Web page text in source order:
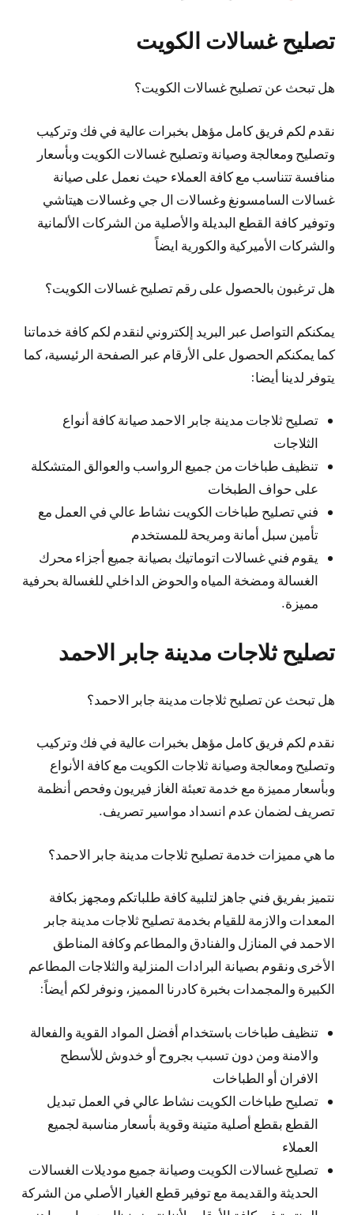
تصليح غسالات الكويت
هل تبحث عن تصليح غسالات الكويت؟
نقدم لكم فريق كامل مؤهل بخبرات عالية في فك وتركيب
وتصليح ومعالجة وصيانة وتصليح غسالات الكويت وبأسعار
منافسة تتناسب مع كافة العملاء حيث نعمل على صيانة
غسالات السامسونغ وغسالات ال جي وغسالات هيتاشي
وتوفير كافة القطع البديلة والأصلية من الشركات الألمانية
والشركات الأميركية والكورية ايضاً
هل ترغبون بالحصول على رقم تصليح غسالات الكويت؟
يمكنكم التواصل عبر البريد إلكتروني لنقدم لكم كافة خدماتنا
كما يمكنكم الحصول على الأرقام عبر الصفحة الرئيسية، كما
يتوفر لدينا أيضا:
تصليح ثلاجات مدينة جابر الاحمد صيانة كافة أنواع
الثلاجات
تنظيف طباخات من جميع الرواسب والعوالق المتشكلة
على حواف الطبخات
فني تصليح طباخات الكويت نشاط عالي في العمل مع
تأمين سبل أمانة ومريحة للمستخدم
يقوم فني غسالات اتوماتيك بصيانة جميع أجزاء محرك
الغسالة ومضخة المياه والحوض الداخلي للغسالة بحرفية
مميزة.
تصليح ثلاجات مدينة جابر الاحمد
هل تبحث عن تصليح ثلاجات مدينة جابر الاحمد؟
نقدم لكم فريق كامل مؤهل بخبرات عالية في فك وتركيب
وتصليح ومعالجة وصيانة ثلاجات الكويت مع كافة الأنواع
وبأسعار مميزة مع خدمة تعبئة الغاز فيريون وفحص أنظمة
تصريف لضمان عدم انسداد مواسير تصريف.
ما هي مميزات خدمة تصليح ثلاجات مدينة جابر الاحمد؟
نتميز بفريق فني جاهز لتلبية كافة طلباتكم ومجهز بكافة
المعدات والازمة للقيام بخدمة تصليح ثلاجات مدينة جابر
الاحمد في المنازل والفنادق والمطاعم وكافة المناطق
الأخرى ونقوم بصيانة البرادات المنزلية والثلاجات المطاعم
الكبيرة والمجمدات بخبرة كادرنا المميز، ونوفر لكم أيضاً:
تنظيف طباخات باستخدام أفضل المواد القوية والفعالة
والامنة ومن دون تسبب بجروح أو خدوش للأسطح
الافران أو الطباخات
تصليح طباخات الكويت نشاط عالي في العمل تبديل
القطع بقطع أصلية متينة وقوية بأسعار مناسبة لجميع
العملاء
تصليح غسالات الكويت وصيانة جميع موديلات الغسالات
الحديثة والقديمة مع توفير قطع الغيار الأصلي من الشركة